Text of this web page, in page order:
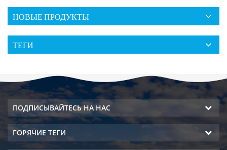
НОВЫЕ ПРОДУКТЫ
ТЕГИ
ПОДПИСЫВАЙТЕСЬ НА НАС
ГОРЯЧИЕ ТЕГИ